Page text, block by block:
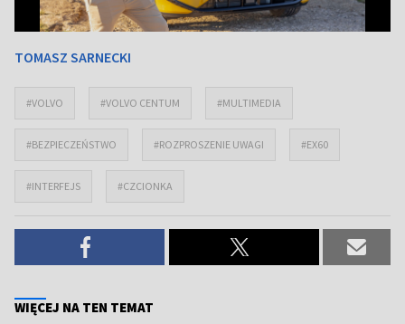
TOMASZ SARNECKI
#VOLVO #VOLVO CENTUM #MULTIMEDIA
#BEZPIECZEŃSTWO #ROZPROSZENIE UWAGI #EX60
#INTERFEJS #CZCIONKA
WIĘCEJ NA TEN TEMAT